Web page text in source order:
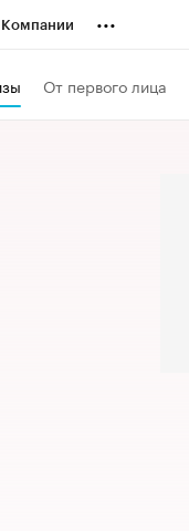
...
От первого лица